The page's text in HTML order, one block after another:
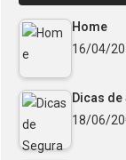
Home
16/04/
Dicas
18/06/